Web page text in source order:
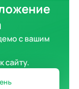
с вашим
сайту.